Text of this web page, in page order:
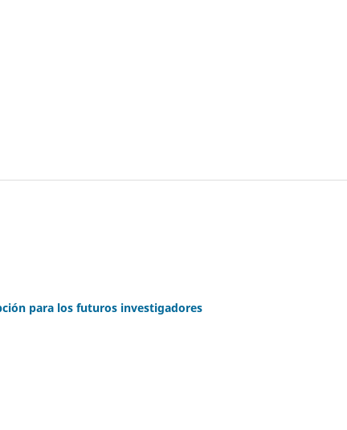
para los futuros investigadores